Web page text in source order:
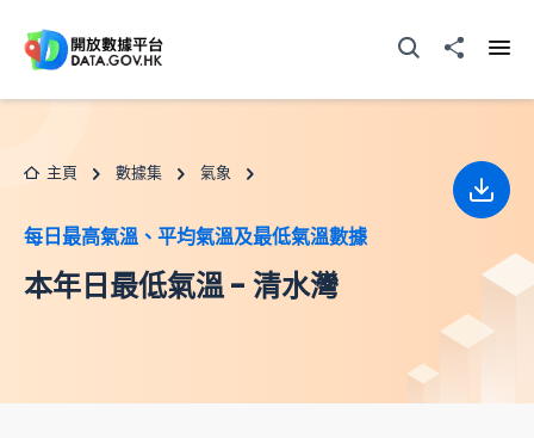
打開搜尋器分享至
主頁 數據集 氣象
每日最高氣溫、平均氣溫及最低氣溫數據
本年日最低氣溫 - 清水灣
下載